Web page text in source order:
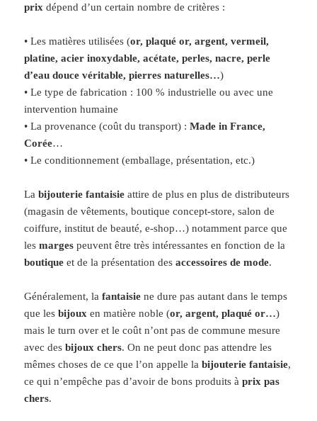
prix dépend d’un certain nombre de critères :
• Les matières utilisées (or, plaqué or, argent, vermeil,
platine, acier inoxydable, acétate, perles, nacre, perle
d’eau douce véritable, pierres naturelles…)
• Le type de fabrication : 100 % industrielle ou avec une
intervention humaine
• La provenance (coût du transport) :Made in France,
Corée…
• Le conditionnement (emballage, présentation, etc.)
Labijouterie fantaisie attire de plus en plus de distributeurs
(magasin de vêtements, boutique concept-store, salon de
coiffure, institut de beauté, e-shop…) notamment parce que
lesmarges peuvent être très intéressantes en fonction de la
boutique et de la présentation desaccessoires de mode.
Généralement, lafantaisie ne dure pas autant dans le temps
que lesbijoux en matière noble (or, argent, plaqué or…)
mais le turn over et le coût n’ont pas de commune mesure
avec desbijoux chers. On ne peut donc pas attendre les
mêmes choses de ce que l’on appelle labijouterie fantaisie,
ce qui n’empêche pas d’avoir de bons produits àprix pas
chers.